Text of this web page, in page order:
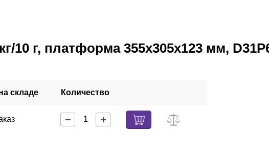
10 г, платформа 355х305х123 мм,
складе Количество